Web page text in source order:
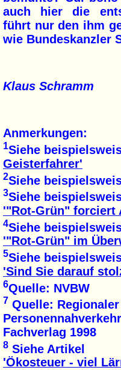
auch hier die
führt nur den ihm
wie Bundeskanzler
Klaus Schramm
Anmerkungen:
1Siehe
Geisterfahrer'
2Siehe
3Siehe
'"Rot-Grün" forciert
4Siehe
'"Rot-Grün" im
5Siehe
'Sind Sie darauf
6Quelle: NVBW
7 Quelle:
Fachverlag 1998
8 Siehe Artikel
'Ökosteuer - viel